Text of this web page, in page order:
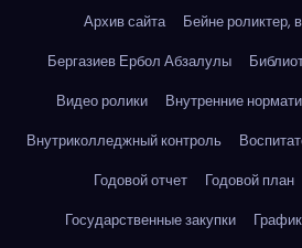
Архив сайта
Бейне роликтер,
Бергазиев Ербол Абзалулы
Видео ролики
Внутренние
Внутриколледжный контроль
Годовой отчет
Годовой план
Государственные закупки